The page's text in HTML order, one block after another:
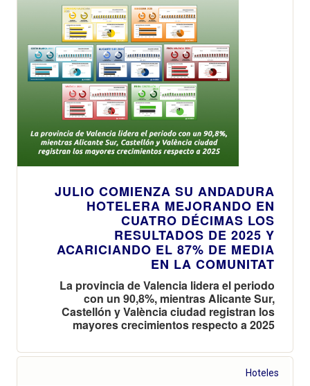
JULIO COMIENZA SU ANDADURA
HOTELERA MEJORANDO EN
CUATRO DÉCIMAS LOS
RESULTADOS DE 2025 Y
ACARICIANDO EL 87% DE MEDIA
EN LA COMUNITAT
La provincia de Valencia lidera el periodo
con un 90,8%, mientras Alicante Sur,
Castellón y València ciudad registran los
mayores crecimientos respecto a 2025
Hoteles